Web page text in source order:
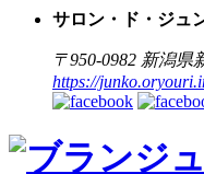
サロン・ド・ジュ
〒950-0982 新潟
https://